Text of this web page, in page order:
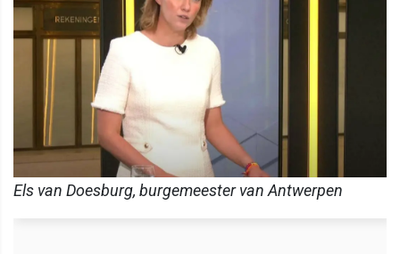
Els van Doesburg, burgemeester van Antwerpen